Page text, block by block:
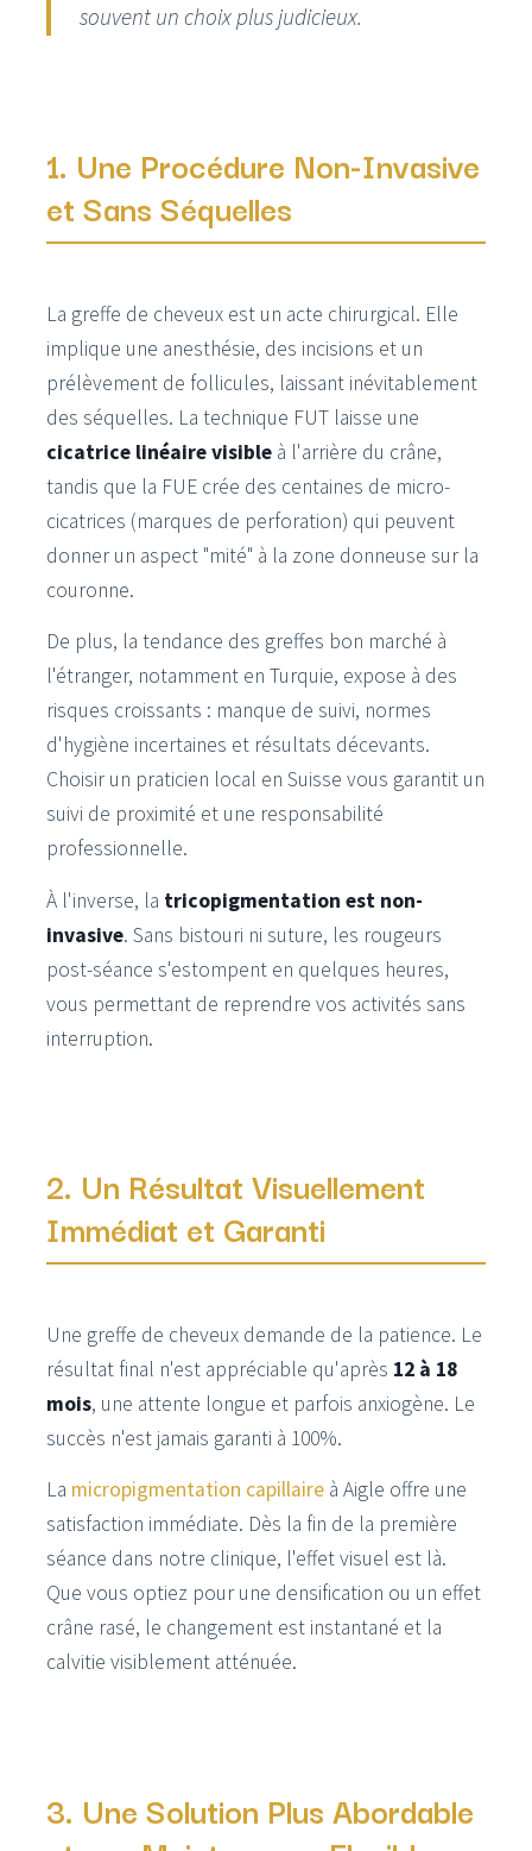
souvent un choix plus judicieux.
1. Une Procédure Non-Invasive
et Sans Séquelles
La greffe de cheveux est un acte chirurgical. Elle
implique une anesthésie, des incisions et un
prélèvement de follicules, laissant inévitablement
des séquelles. La technique FUT laisse une
cicatrice linéaire visible à l'arrière du crâne,
tandis que la FUE crée des centaines de micro-
cicatrices (marques de perforation) qui peuvent
donner un aspect "mité" à la zone donneuse sur la
couronne.
De plus, la tendance des greffes bon marché à
l'étranger, notamment en Turquie, expose à des
risques croissants : manque de suivi, normes
d'hygiène incertaines et résultats décevants.
Choisir un praticien local en Suisse vous garantit un
suivi de proximité et une responsabilité
professionnelle.
À l'inverse, la tricopigmentation est non-
invasive. Sans bistouri ni suture, les rougeurs
post-séance s'estompent en quelques heures,
vous permettant de reprendre vos activités sans
interruption.
2. Un Résultat Visuellement
Immédiat et Garanti
Une greffe de cheveux demande de la patience. Le
résultat final n'est appréciable qu'après 12 à 18
mois, une attente longue et parfois anxiogène. Le
succès n'est jamais garanti à 100%.
La micropigmentation capillaire à Aigle offre une
satisfaction immédiate. Dès la fin de la première
séance dans notre clinique, l'effet visuel est là.
Que vous optiez pour une densification ou un effet
crâne rasé, le changement est instantané et la
calvitie visiblement atténuée.
3. Une Solution Plus Abordable